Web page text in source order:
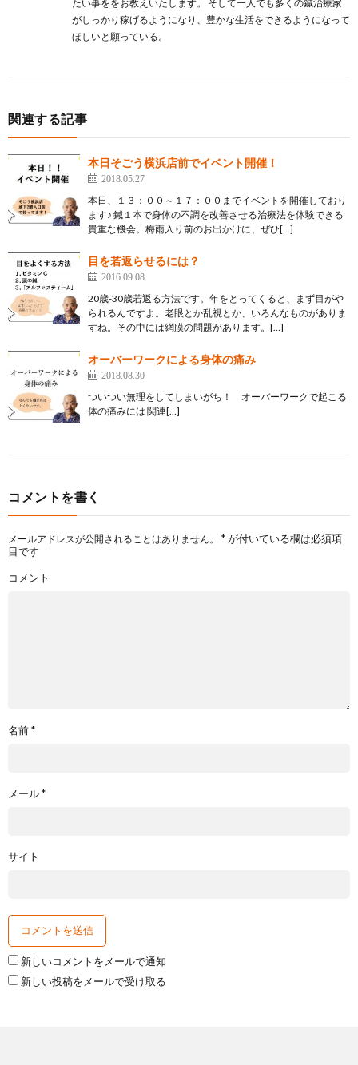
たい事ををお教えいたします。 そして一人でも多くの鍼治療家
がしっかり稼げるようになり、豊かな生活をできるようになって
ほしいと願っている。
関連する記事
本日そごう横浜店前でイベント開催！
2018.05.27
本日、１３：００～１７：００までイベントを開催しており
ます♪ 鍼１本で身体の不調を改善させる治療法を体験できる
貴重な機会。梅雨入り前のお出かけに、ぜひ[…]
目を若返らせるには？
2016.09.08
20歳-30歳若返る方法です。年をとってくると、まず目がや
られるんですよ。老眼とか乱視とか、いろんなものがありま
すね。その中には網膜の問題があります。[…]
オーバーワークによる身体の痛み
2018.08.30
ついつい無理をしてしまいがち！ オーバーワークで起こる
体の痛みには 関連[…]
コメントを書く
メールアドレスが公開されることはありません。 *が付いている欄は必須項
目です
コメント
名前*
メール*
サイト
新しいコメントをメールで通知
新しい投稿をメールで受け取る